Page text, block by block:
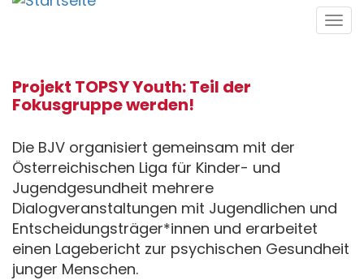
Direkt
Projekt TOPSY Youth: Teil der
Fokusgruppe werden!
Die BJV organisiert gemeinsam mit der
Österreichischen Liga für Kinder- und
Jugendgesundheit mehrere
Dialogveranstaltungen mit Jugendlichen und
Entscheidungsträger*innen und erarbeitet
einen Lagebericht zur psychischen Gesundheit
junger Menschen.